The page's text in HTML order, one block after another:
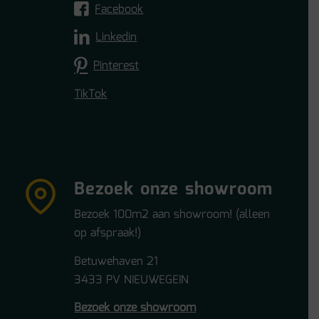
Facebook
Linkedin
Pinterest
TikTok
Bezoek onze showroom
Bezoek 100m2 aan showroom! (alleen
op afspraak!)
Betuwehaven 21
3433 PV NIEUWEGEIN
Bezoek onze showroom